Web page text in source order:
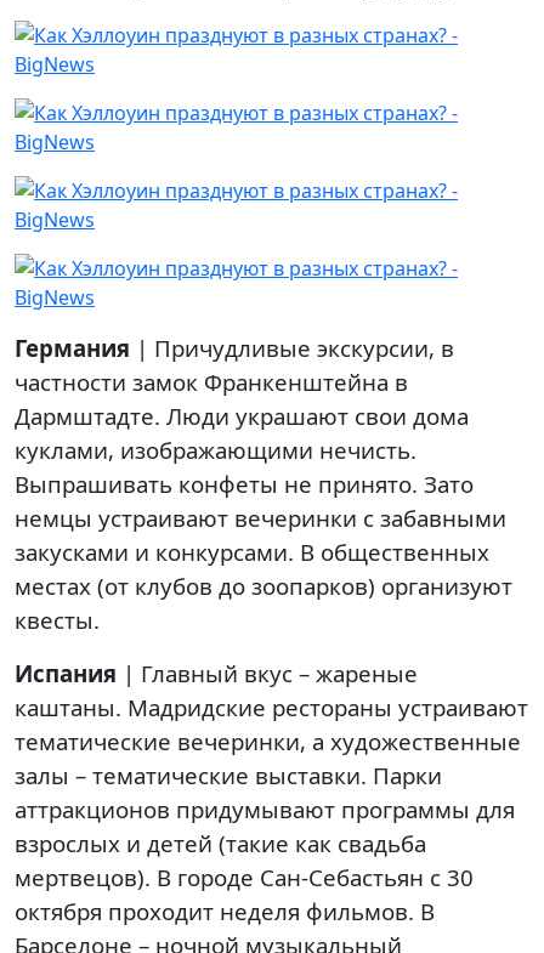
Германия | Причудливые экскурсии, в
частности замок Франкенштейна в
Дармштадте. Люди украшают свои дома
куклами, изображающими нечисть.
Выпрашивать конфеты не принято. Зато
немцы устраивают вечеринки с забавными
закусками и конкурсами. В общественных
местах (от клубов до зоопарков) организуют
квесты.
Испания | Главный вкус – жареные
каштаны. Мадридские рестораны устраивают
тематические вечеринки, а художественные
залы – тематические выставки. Парки
аттракционов придумывают программы для
взрослых и детей (такие как свадьба
мертвецов). В городе Сан-Себастьян с 30
октября проходит неделя фильмов. В
Барселоне – ночной музыкальный